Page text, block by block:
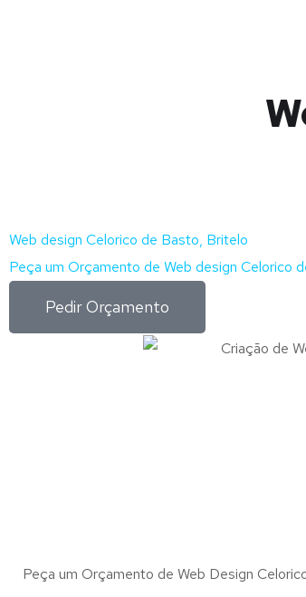
Web design Celorico de Basto, Britelo
Peça um Orçamento de Web design Celorico
Pedir Orçamento
Peça um Orçamento de Web Design